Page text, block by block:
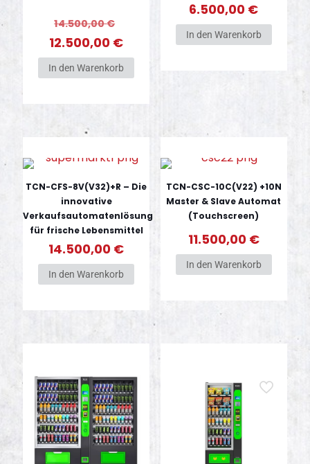
14.500,00€
Ursprünglicher
Preis
war:
14.500,00 €
12.500,00 €Aktueller
Preis
ist:
12.500,00 €.
In den Warenkorb
6.500,00 €
In den Warenkorb
TCN-CFS-8V(V32)+R – Die
innovative
Verkaufsautomatenlösung
für frische Lebensmittel
14.500,00 €
In den Warenkorb
TCN-CSC-10C(V22) +10N
Master & Slave Automat
(Touchscreen)
11.500,00 €
In den Warenkorb